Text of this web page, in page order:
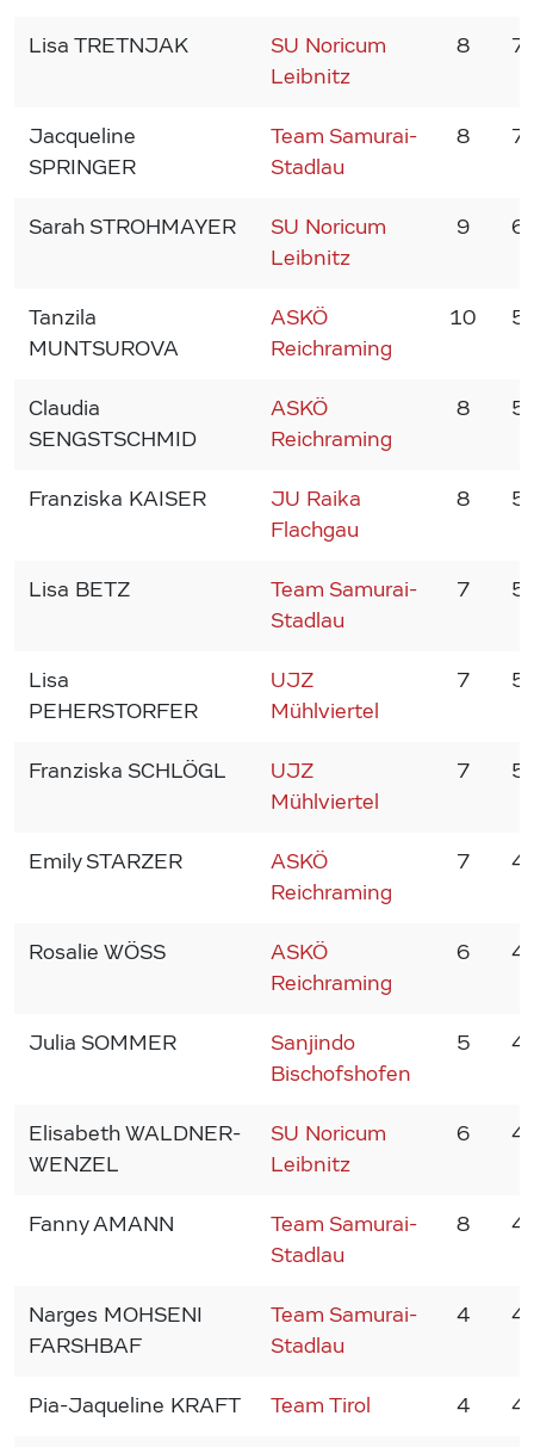
Lisa TRETNJAK
SU Noricum
Leibnitz
8 7
Jacqueline
SPRINGER
Team Samurai-
Stadlau
8 7
Sarah STROHMAYER
SU Noricum
Leibnitz
9 6
Tanzila
MUNTSUROVA
ASKÖ
Reichraming
10 5
Claudia
SENGSTSCHMID
ASKÖ
Reichraming
8 5
Franziska KAISER
JU Raika
Flachgau
8 5
Lisa BETZ
Team Samurai-
Stadlau
7 5
Lisa
PEHERSTORFER
UJZ
Mühlviertel
7 5
Franziska SCHLÖGL
UJZ
Mühlviertel
7 5
Emily STARZER
ASKÖ
Reichraming
7 4
Rosalie WÖSS
ASKÖ
Reichraming
6 4
Julia SOMMER
Sanjindo
Bischofshofen
5 4
Elisabeth WALDNER-
WENZEL
SU Noricum
Leibnitz
6 4
Fanny AMANN
Team Samurai-
Stadlau
8 4
Narges MOHSENI
FARSHBAF
Team Samurai-
Stadlau
4 4
Pia-Jaqueline KRAFT Team Tirol 4 4